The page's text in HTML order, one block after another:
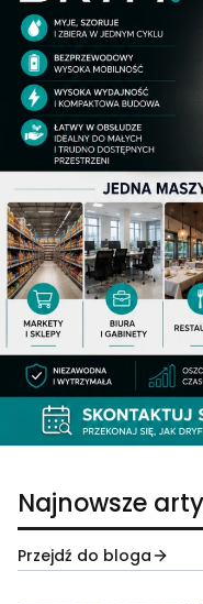
Najnowsze
Przejdź do bloga